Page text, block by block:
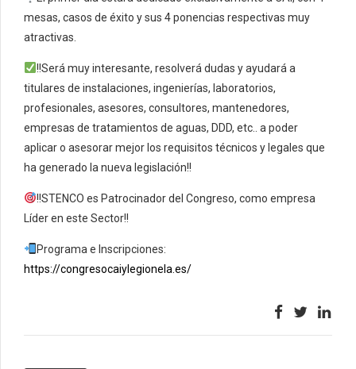
mesas, casos de éxito y sus 4 ponencias respectivas muy
atractivas.
!!Será muy interesante, resolverá dudas y ayudará a
titulares de instalaciones, ingenierías, laboratorios,
profesionales, asesores, consultores, mantenedores,
empresas de tratamientos de aguas, DDD, etc.. a poder
aplicar o asesorar mejor los requisitos técnicos y legales que
ha generado la nueva legislación!!
!!STENCO es Patrocinador del Congreso, como empresa
Líder en este Sector!!
Programa e Inscripciones:
https://congresocaiylegionela.es/